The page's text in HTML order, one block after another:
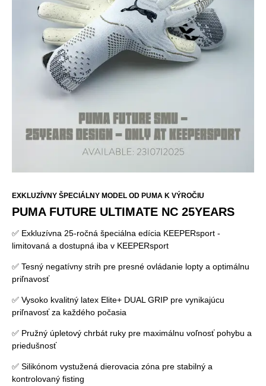
EXKLUZÍVNY ŠPECIÁLNY MODEL OD PUMA K VÝROČIU
PUMA FUTURE ULTIMATE NC 25YEARS
✅ Exkluzívna 25-ročná špeciálna edícia KEEPERsport -
limitovaná a dostupná iba v KEEPERsport
✅ Tesný negatívny strih pre presné ovládanie lopty a optimálnu
priľnavosť
✅ Vysoko kvalitný latex Elite+ DUAL GRIP pre vynikajúcu
priľnavosť za každého počasia
✅ Pružný úpletový chrbát ruky pre maximálnu voľnosť pohybu a
priedušnosť
✅ Silikónom vystužená dierovacia zóna pre stabilný a
kontrolovaný fisting